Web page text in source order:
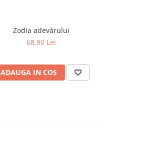
Zodia adevărului
68,90 Lei
ADAUGA IN COS